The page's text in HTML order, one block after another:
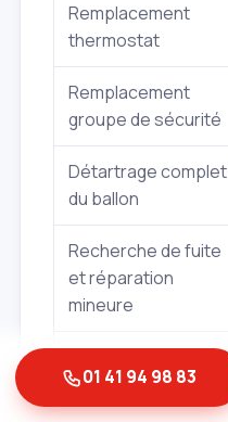
Remplacement
thermostat
Remplacement
groupe de sécurité
Détartrage complet
du ballon
Recherche de fuite
et réparation
mineure
horaire (hors
pièces)
01 41 94 98 83